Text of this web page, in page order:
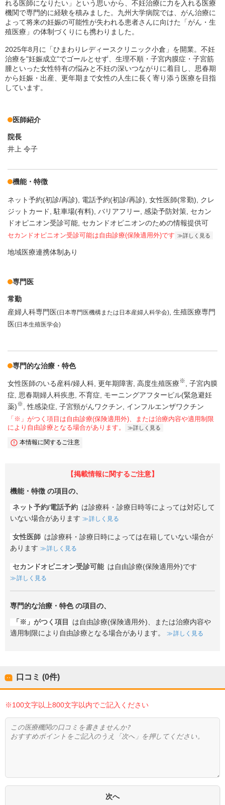
れる医師になりたい」という思いから、不妊治療に力を入れる医療
機関で専門的に経験を積みました。九州大学病院では、がん治療に
よって将来の妊娠の可能性が失われる患者さんに向けた「がん・生
殖医療」の体制づくりにも携わりました。
2025年8月に「ひまわりレディースクリニック小倉」を開業。不妊
治療を"妊娠成立"でゴールとせず、生理不順・子宮内膜症・子宮筋
腫といった女性特有の悩みと不妊の深いつながりに着目し、思春期
から妊娠・出産、更年期まで女性の人生に長く寄り添う医療を目指
しています。
医師紹介
院長
井上 令子
機能・特徴
ネット予約(初診/再診) 電話予約(初診/再診) 女性医師(常勤)
クレ
ジットカード
駐車場(有料) バリアフリー 感染予防対策 セカン
ドオピニオン受診可能 セカンドオピニオンのための情報提供可
セカンドオピニオン受診可能は自由診療(保険適用外)です 詳しく見る
地域医療連携体制あり
専門医
常勤
産婦人科専門医(日本専門医機構または日本産婦人科学会) 生殖医療専門
医(日本生殖医学会)
専門的な治療・特色
女性医師のいる産科/婦人科 更年期障害 高度生殖医療※
子宮内膜
症
思春期婦人科疾患 不育症
モーニングアフターピル(緊急避妊
薬)※ 性感染症 子宮頸がんワクチン インフルエンザワクチン
「※」がつく項目は自由診療(保険適用外)、または治療内容や適用制限
により自由診療となる場合があります。
詳しく見る
本情報に関するご注意
【掲載情報に関するご注意】
機能・特徴 の項目の、
ネット予約/電話予約 は診療科・診療日時等によっては対応して
いない場合があります
詳しく見る
女性医師 は診療科・診療日時によっては在籍していない場合が
あります
詳しく見る
セカンドオピニオン受診可能 は自由診療(保険適用外)です
詳しく見る
専門的な治療・特色の項目の、
「※」がつく項目
は自由診療(保険適用外)、または治療内容や
適用制限により自由診療となる場合があります。
詳しく見る
口コミ (0件)
※100文字以上800文字以内でご記入ください